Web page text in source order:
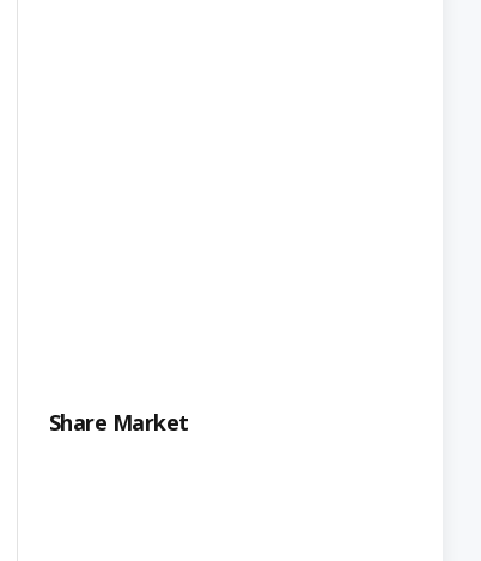
Share Market